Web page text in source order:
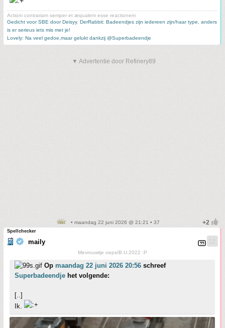
Actioni contrariam semper et æqualem esse reactionem
Gedicht voor SBE door Deisyy, DerRabbit: Badeendjes zijn iedereen zijn/haar type, anders
is er serieus iets mis met je!
Lovely: Na veel gedoe,maar gelukt dankzij @Superbadeendje
▼ Advertentie door Refinery89
• maandag 22 juni 2026 @ 21:21 • 37
Spellchecker
maily
Mevrouwtje oeps/B.U.2022 :P
Op maandag 22 juni 2026 20:56 schreef
Superbadeendje het volgende:
[..]
Ik.